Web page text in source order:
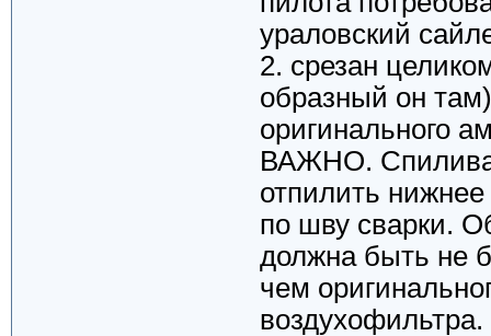
ураловский
2. срезан
образный он
оригинального
ВАЖНО.
отпилить
по шву сварки.
должна быть не
чем
воздухофильтра.